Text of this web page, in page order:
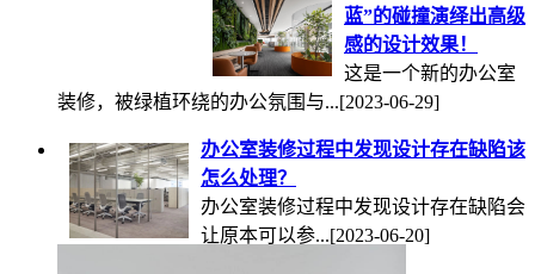
蓝”的碰撞演绎出高级
感的设计效果！
这是一个新的办公室
装修，被绿植环绕的办公氛围与...[2023-06-29]
办公室装修过程中发现设计存在缺陷该
怎么处理？
办公室装修过程中发现设计存在缺陷会
让原本可以参...[2023-06-20]